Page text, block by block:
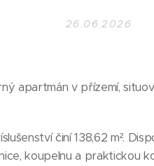
26.06.2026
apartmán v přízemí,
činí 138,62 m².
koupelnu a praktickou